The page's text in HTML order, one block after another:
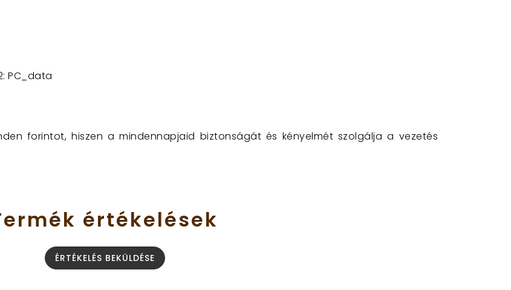
PC_data
forintot, hiszen a mindennapjaid biztonságát és kényelmét szolgálja a vezetés
értékelések
ÉRTÉKELÉS BEKÜLDÉSE